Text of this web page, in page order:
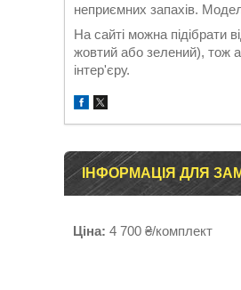
неприємних запахів.
На сайті можна підібрати
жовтий або зелений), тож
інтер'єру.
ІНФОРМАЦІЯ ДЛЯ
Ціна: 4 700 ₴/комплект